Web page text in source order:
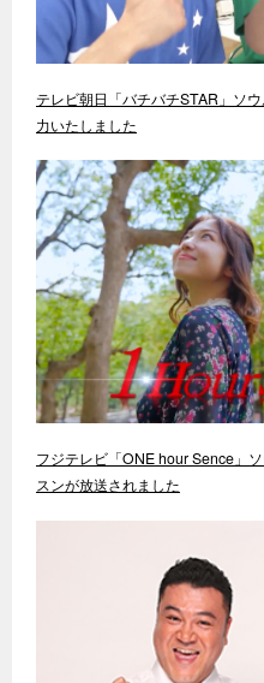
テレビ朝日「バチバチSTAR」ソ
力いたしました
フジテレビ「ONE hour Sence」
スンが放送されました